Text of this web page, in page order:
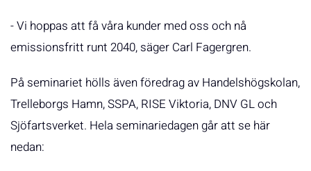
- Vi hoppas att få våra kunder med oss och nå
emissionsfritt runt 2040, säger Carl Fagergren.
På seminariet hölls även föredrag av Handelshögskolan,
Trelleborgs Hamn, SSPA, RISE Viktoria, DNV GL och
Sjöfartsverket. Hela seminariedagen går att se här
nedan: